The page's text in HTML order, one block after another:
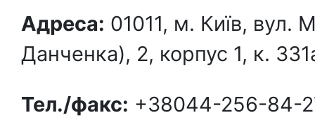
Адреса: 01011, м. Київ,
Данченка), 2, корпус 1, к.
Тел./факс: +38044-256-84-